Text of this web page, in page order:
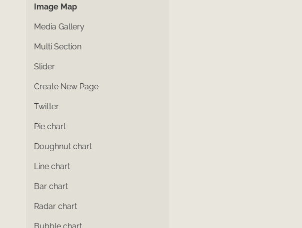
Image Map
Media Gallery
Multi Section
Slider
Create New Page
Twitter
Pie chart
Doughnut chart
Line chart
Bar chart
Radar chart